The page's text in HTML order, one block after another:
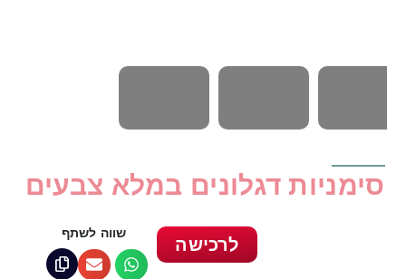
סימניות דגלונים במלא צבעים
שווה לשתף
לרכישה